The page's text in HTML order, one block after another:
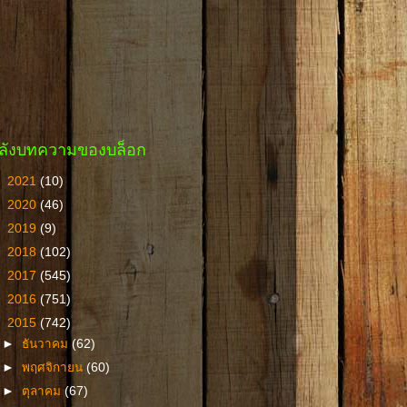
งบทความของบล็อก
2021 (10)
2020 (46)
2019 (9)
2018 (102)
2017 (545)
2016 (751)
2015 (742)
► ธันวาคม(62)
►พฤศจิกายน(60)
► ตุลาคม(67)